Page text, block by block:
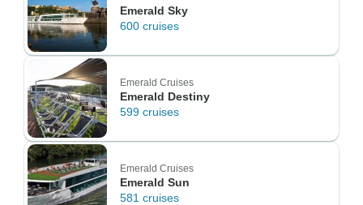
Emerald Sky
600 cruises
Emerald Cruises
Emerald Destiny
599 cruises
Emerald Cruises
Emerald Sun
581 cruises